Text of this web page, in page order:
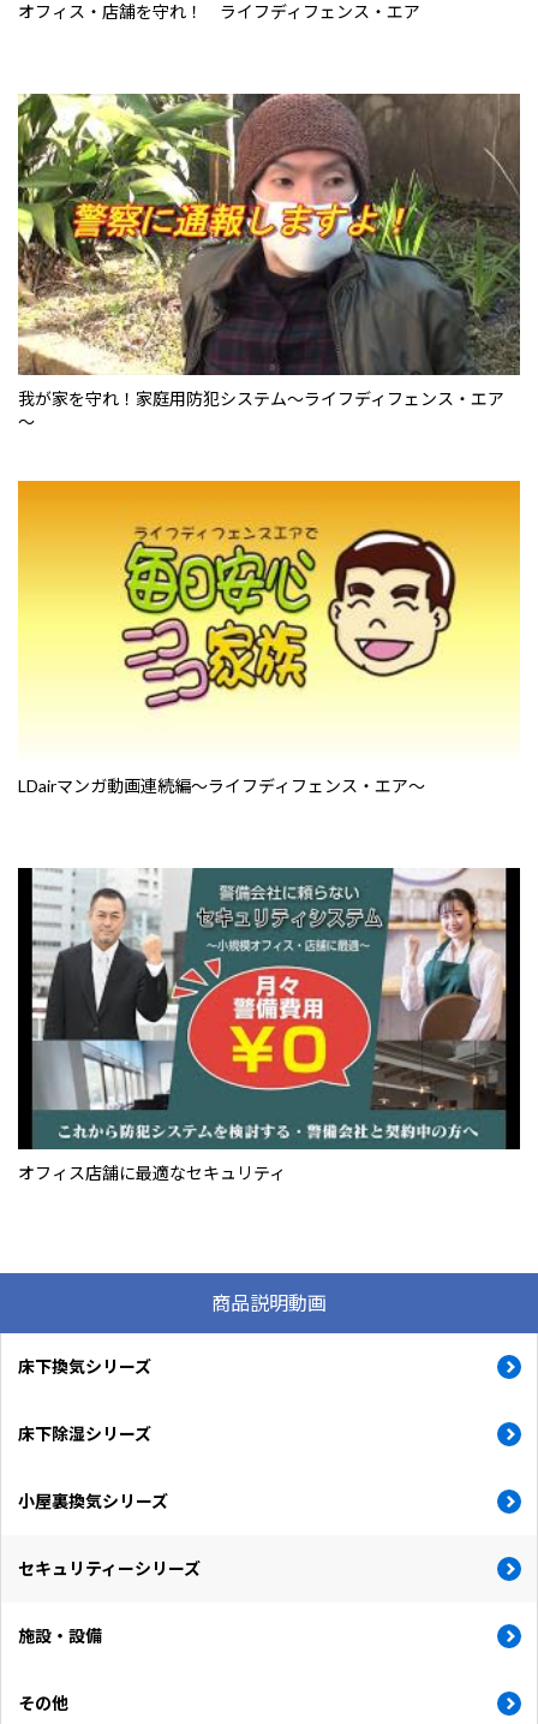
オフィス・店舗を守れ！ ライフディフェンス・エア
我が家を守れ！家庭用防犯システム～ライフディフェンス・エア
～
LDairマンガ動画連続編〜ライフディフェンス・エア〜
オフィス店舗に最適なセキュリティ
商品説明動画
床下換気シリーズ
床下除湿シリーズ
小屋裏換気シリーズ
セキュリティーシリーズ
施設・設備
その他